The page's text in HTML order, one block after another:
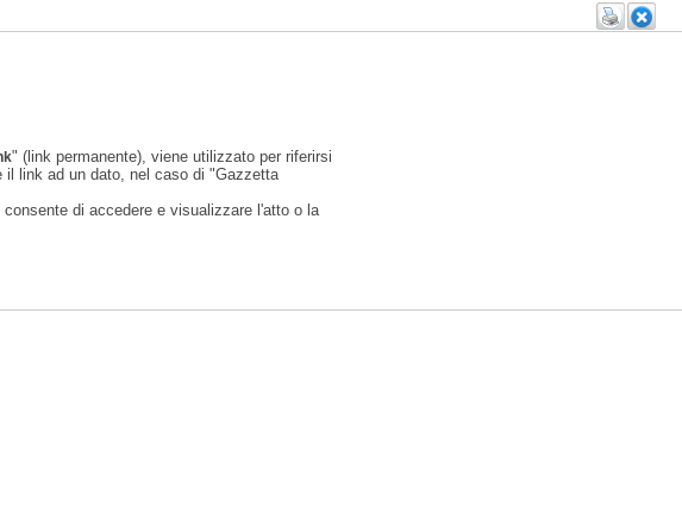
" (link permanente), viene utilizzato per riferirsi
il link ad un dato, nel caso di "Gazzetta
di accedere e visualizzare l'atto o la